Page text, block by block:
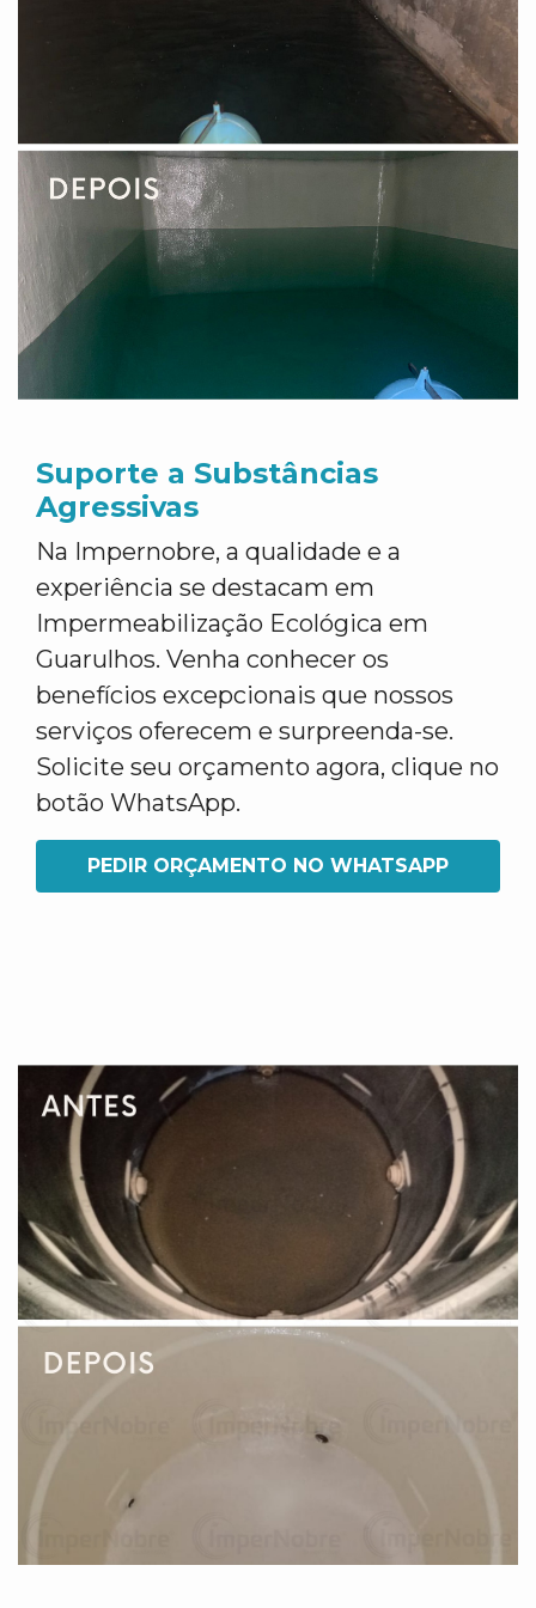
Suporte a Substâncias
Agressivas
Na Impernobre, a qualidade e a
experiência se destacam em
Impermeabilização Ecológica em
Guarulhos. Venha conhecer os
benefícios excepcionais que nossos
serviços oferecem e surpreenda-se.
Solicite seu orçamento agora, clique no
botão WhatsApp.
PEDIR ORÇAMENTO NO WHATSAPP